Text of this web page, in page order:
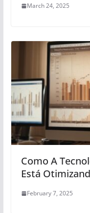
March 24, 2025
Como A
Está
February 7, 2025